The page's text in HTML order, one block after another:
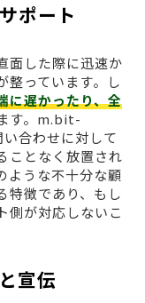
ポート
面した際に迅速か
整っています。し
に遅かったり、全
す。m.bit-
合わせに対して
ことなく放置され
ような不十分な顧
特徴であり、もし
側が対応しないこ
宣伝